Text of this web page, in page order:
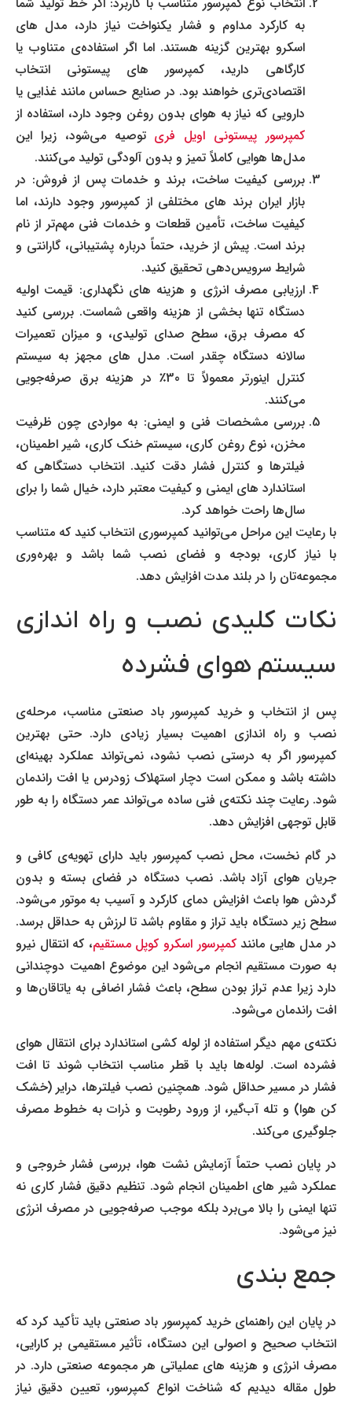
به کارکرد مداوم و فشار یکنواخت نیاز دارد، مدل های
اسکرو بهترین گزینه هستند. اما اگر استفاده‌ی متناوب یا
کارگاهی دارید، کمپرسور های پیستونی انتخاب
اقتصادی‌تری خواهند بود. در صنایع حساس مانند غذایی یا
دارویی که نیاز به هوای بدون روغن وجود دارد، استفاده از
کمپرسور پیستونی اویل فری توصیه می‌شود، زیرا این
مدل‌ها هوایی کاملاً تمیز و بدون آلودگی تولید می‌کنند.
بررسی کیفیت ساخت، برند و خدمات پس از فروش: در
بازار ایران برند های مختلفی از کمپرسور وجود دارند، اما
کیفیت ساخت، تأمین قطعات و خدمات فنی مهم‌تر از نام
برند است. پیش از خرید، حتماً درباره پشتیبانی، گارانتی و
شرایط سرویس‌دهی تحقیق کنید.
ارزیابی مصرف انرژی و هزینه های نگهداری: قیمت اولیه
دستگاه تنها بخشی از هزینه واقعی شماست. بررسی کنید
که مصرف برق، سطح صدای تولیدی، و میزان تعمیرات
سالانه دستگاه چقدر است. مدل های مجهز به سیستم
کنترل اینورتر معمولاً تا 30٪ در هزینه برق صرفه‌جویی
می‌کنند.
بررسی مشخصات فنی و ایمنی: به مواردی چون ظرفیت
مخزن، نوع روغن کاری، سیستم خنک کاری، شیر اطمینان،
فیلترها و کنترل فشار دقت کنید. انتخاب دستگاهی که
استاندارد های ایمنی و کیفیت معتبر دارد، خیال شما را برای
سال‌ها راحت خواهد کرد.
با رعایت این مراحل می‌توانید کمپرسوری انتخاب کنید که متناسب
با نیاز کاری، بودجه و فضای نصب شما باشد و بهره‌وری
مجموعه‌تان را در بلند مدت افزایش دهد.
نکات کلیدی نصب و راه اندازی
سیستم هوای فشرده
پس از انتخاب و خرید کمپرسور باد صنعتی مناسب، مرحله‌ی
نصب و راه اندازی اهمیت بسیار زیادی دارد. حتی بهترین
کمپرسور اگر به درستی نصب نشود، نمی‌تواند عملکرد بهینه‌ای
داشته باشد و ممکن است دچار استهلاک زودرس یا افت راندمان
شود. رعایت چند نکته‌ی فنی ساده می‌تواند عمر دستگاه را به طور
قابل توجهی افزایش دهد.
در گام نخست، محل نصب کمپرسور باید دارای تهویه‌ی کافی و
جریان هوای آزاد باشد. نصب دستگاه در فضای بسته و بدون
گردش هوا باعث افزایش دمای کارکرد و آسیب به موتور می‌شود.
سطح زیر دستگاه باید تراز و مقاوم باشد تا لرزش به حداقل برسد.
در مدل هایی مانندکمپرسور اسکرو کوپل مستقیم، که انتقال نیرو
به صورت مستقیم انجام می‌شود این موضوع اهمیت دوچندانی
دارد زیرا عدم تراز بودن سطح، باعث فشار اضافی به یاتاقان‌ها و
افت راندمان می‌شود.
نکته‌ی مهم دیگر استفاده از لوله کشی استاندارد برای انتقال هوای
فشرده است. لوله‌ها باید با قطر مناسب انتخاب شوند تا افت
فشار در مسیر حداقل شود. همچنین نصب فیلترها، درایر (خشک
کن هوا) و تله آب‌گیر، از ورود رطوبت و ذرات به خطوط مصرف
جلوگیری می‌کند.
در پایان نصب حتماً آزمایش نشت هوا، بررسی فشار خروجی و
عملکرد شیر های اطمینان انجام شود. تنظیم دقیق فشار کاری نه
تنها ایمنی را بالا می‌برد بلکه موجب صرفه‌جویی در مصرف انرژی
نیز می‌شود.
جمع بندی
در پایان این راهنمای خرید کمپرسور باد صنعتی باید تأکید کرد که
انتخاب صحیح و اصولی این دستگاه، تأثیر مستقیمی بر کارایی،
مصرف انرژی و هزینه های عملیاتی هر مجموعه صنعتی دارد. در
طول مقاله دیدیم که شناخت انواع کمپرسور، تعیین دقیق نیاز